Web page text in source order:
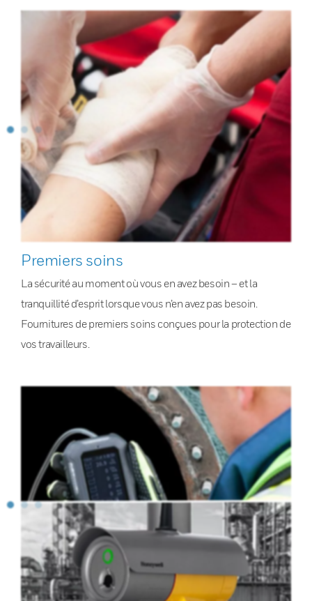
Premiers soins
La sécurité au moment où vous en avez besoin – et la
tranquillité d’esprit lorsque vous n’en avez pas besoin.
Fournitures de premiers soins conçues pour la protection de
vos travailleurs.